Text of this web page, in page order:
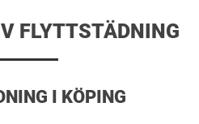
FLYTTSTÄDNING
I KÖPING